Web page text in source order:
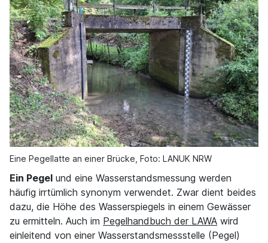
Eine Pegellatte an einer Brücke, Foto: LANUK NRW
Ein Pegel und eine Wasserstandsmessung werden
häufig irrtümlich synonym verwendet. Zwar dient beides
dazu, die Höhe des Wasserspiegels in einem Gewässer
zu ermitteln. Auch im Pegelhandbuch der LAWA wird
einleitend von einer Wasserstandsmessstelle (Pegel)